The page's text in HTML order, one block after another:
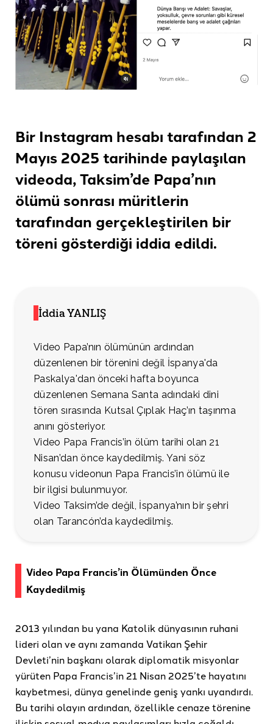
Bir Instagram hesabı tarafından 2
Mayıs 2025 tarihinde paylaşılan
videoda, Taksim’de Papa’nın
ölümü sonrası müritlerin
tarafından gerçekleştirilen bir
töreni gösterdiği iddia edildi.
İddia YANLIŞ
Video Papa’nın ölümünün ardından
düzenlenen bir törenini değil İspanya'da
Paskalya'dan önceki hafta boyunca
düzenlenen Semana Santa adındaki dini
tören sırasında Kutsal Çıplak Haç’ın taşınma
anını gösteriyor.
Video Papa Francis’in ölüm tarihi olan 21
Nisan’dan önce kaydedilmiş. Yani söz
konusu videonun Papa Francis’in ölümü ile
bir ilgisi bulunmuyor.
Video Taksim’de değil, İspanya’nın bir şehri
olan Tarancón’da kaydedilmiş.
Video Papa Francis’in Ölümünden Önce
Kaydedilmiş
2013 yılından bu yana Katolik dünyasının ruhani
lideri olan ve aynı zamanda Vatikan Şehir
Devleti’nin başkanı olarak diplomatik misyonlar
yürüten Papa Francis’in 21 Nisan 2025’te hayatını
kaybetmesi, dünya genelinde geniş yankı uyandırdı.
Bu tarihi olayın ardından, özellikle cenaze törenine